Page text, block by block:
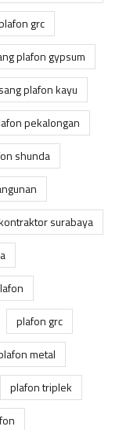
grc
plafon gypsum
plafon kayu
pekalongan
shunda
surabaya
plafon grc
metal
plafon triplek